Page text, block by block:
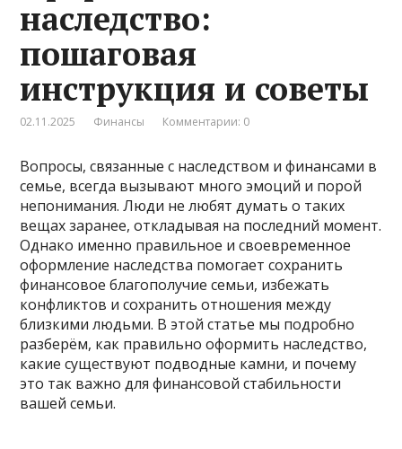
наследство:
пошаговая
инструкция и советы
02.11.2025 Финансы Комментарии: 0
Вопросы, связанные с наследством и финансами в
семье, всегда вызывают много эмоций и порой
непонимания. Люди не любят думать о таких
вещах заранее, откладывая на последний момент.
Однако именно правильное и своевременное
оформление наследства помогает сохранить
финансовое благополучие семьи, избежать
конфликтов и сохранить отношения между
близкими людьми. В этой статье мы подробно
разберём, как правильно оформить наследство,
какие существуют подводные камни, и почему
это так важно для финансовой стабильности
вашей семьи.